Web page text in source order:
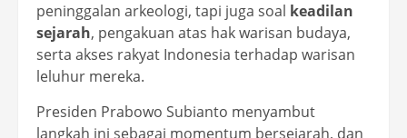
peninggalan arkeologi, tapi juga soal keadilan
sejarah, pengakuan atas hak warisan budaya,
serta akses rakyat Indonesia terhadap warisan
leluhur mereka.
Presiden Prabowo Subianto menyambut
langkah ini sebagai momentum bersejarah, dan